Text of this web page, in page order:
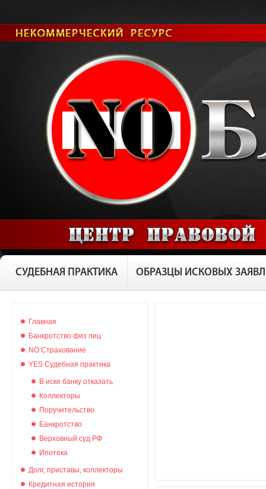
СУДЕБНАЯ ПРАКТИКА ОБРАЗЦЫ ИСКОВЫХ
Главная
Банкротство физ лиц
NO Страхование
YES Судебная практика
В иске банку отказать
Коллекторы
Поручительство
Банкротство
Верховный суд РФ
Ипотека
Долг, приставы, коллекторы
Кредитная история